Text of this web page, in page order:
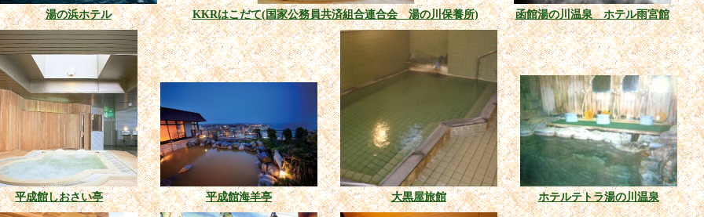
湯の浜ホテル KKRはこだて(国家公務員共済組合連合会 湯の川保養所) 函館湯の川温泉 ホテル雨宮館
平成館しおさい亭 平成館海羊亭 大黒屋旅館 ホテルテトラ湯の川温泉